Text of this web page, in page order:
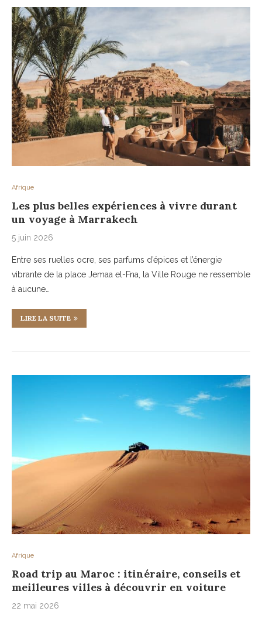
Afrique
Les plus belles expériences à vivre durant
un voyage à Marrakech
5 juin 2026
Entre ses ruelles ocre, ses parfums d’épices et l’énergie
vibrante de la place Jemaa el-Fna, la Ville Rouge ne ressemble
à aucune…
LIRE LA SUITE
Afrique
Road trip au Maroc : itinéraire, conseils et
meilleures villes à découvrir en voiture
22 mai 2026